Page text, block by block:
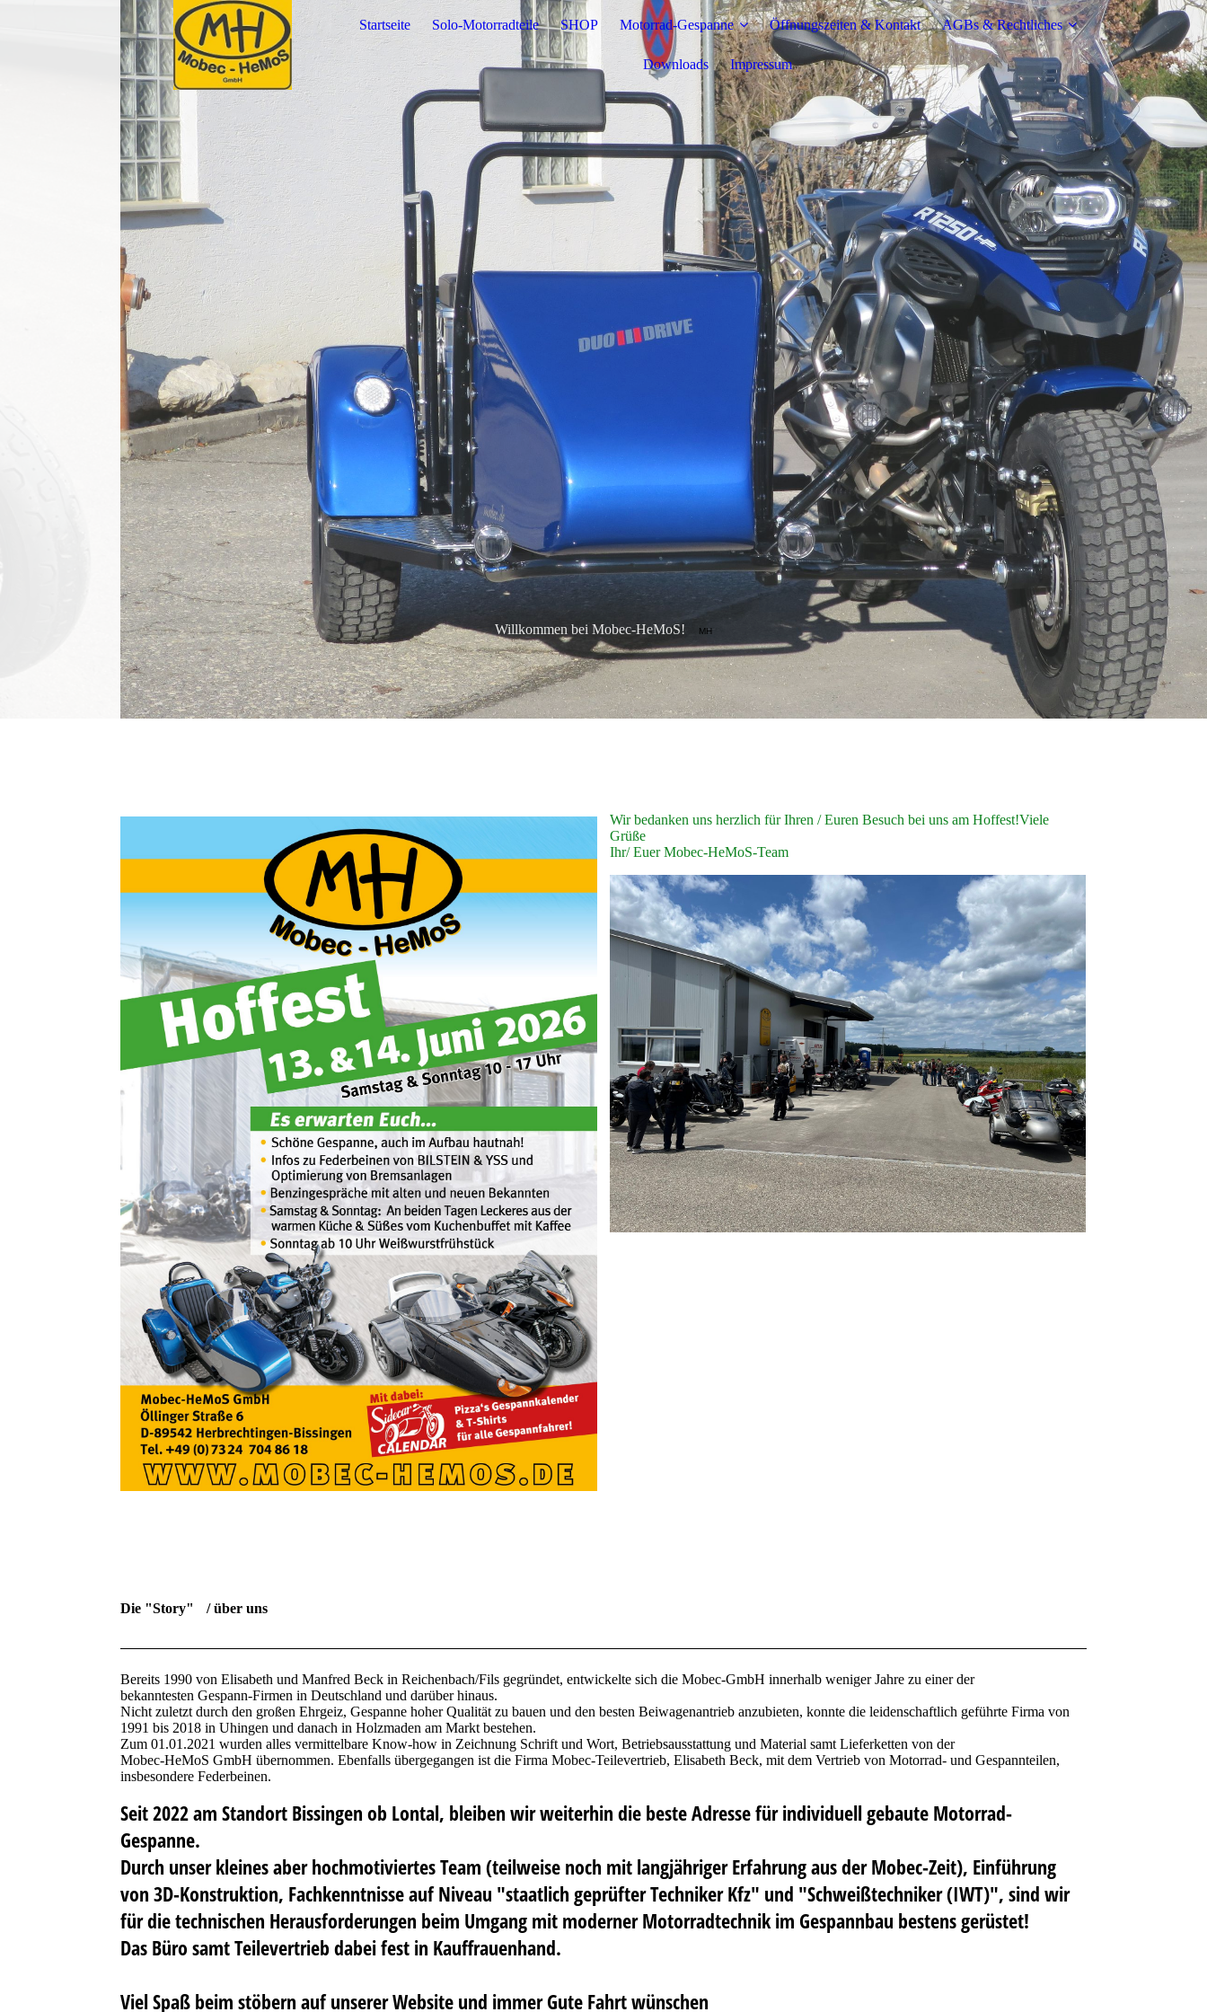
Startseite Solo-Motorradteile SHOP Motorrad-Gespanne Öffnungszeiten & Kontakt AGBs & Rechtliches
Downloads Impressum
Willkommen bei Mobec-HeMoS! MH
Wir bedanken uns herzlich für Ihren / Euren Besuch bei uns am Hoffest!Viele
Grüße
Ihr/ Euer Mobec-HeMoS-Team
Die "Story" / über uns
Bereits 1990 von Elisabeth und Manfred Beck in Reichenbach/Fils gegründet, entwickelte sich die Mobec-GmbH innerhalb weniger Jahre zu einer der
bekanntesten Gespann-Firmen in Deutschland und darüber hinaus.
Nicht zuletzt durch den großen Ehrgeiz, Gespanne hoher Qualität zu bauen und den besten Beiwagenantrieb anzubieten, konnte die leidenschaftlich geführte Firma von
1991 bis 2018 in Uhingen und danach in Holzmaden am Markt bestehen.
Zum 01.01.2021 wurden alles vermittelbare Know-how in Zeichnung Schrift und Wort, Betriebsausstattung und Material samt Lieferketten von der
Mobec-HeMoS GmbH übernommen. Ebenfalls übergegangen ist die Firma Mobec-Teilevertrieb, Elisabeth Beck, mit dem Vertrieb von Motorrad- und Gespannteilen,
insbesondere Federbeinen.
Seit 2022 am Standort Bissingen ob Lontal, bleiben wir weiterhin die beste Adresse für individuell gebaute Motorrad-
Gespanne.
Durch unser kleines aber hochmotiviertes Team (teilweise noch mit langjähriger Erfahrung aus der Mobec-Zeit), Einführung
von 3D-Konstruktion, Fachkenntnisse auf Niveau "staatlich geprüfter Techniker Kfz" und "Schweißtechniker (IWT)", sind wir
für die technischen Herausforderungen beim Umgang mit moderner Motorradtechnik im Gespannbau bestens gerüstet!
Das Büro samt Teilevertrieb dabei fest in Kauffrauenhand.
Viel Spaß beim stöbern auf unserer Website und immer Gute Fahrt wünschen